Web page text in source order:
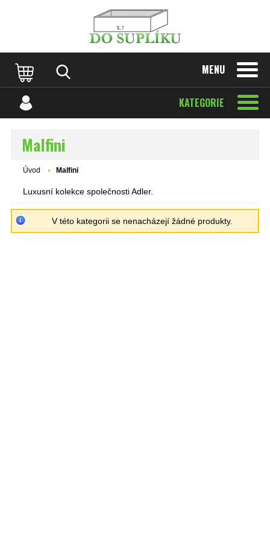
MENU
KATEGORIE
Malfini
Úvod Malfini
Luxusní kolekce společnosti Adler.
V této kategorii se nenacházejí žádné produkty.